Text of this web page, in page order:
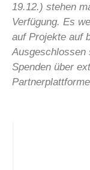
19.12.) stehen
Verfügung. Es
auf Projekte auf
Ausgeschlossen
Spenden über